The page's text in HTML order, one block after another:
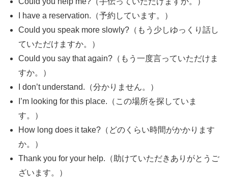
I have a reservation.（予約しています。）
Could you speak more slowly?（もう少しゆっくり話し
ていただけますか。）
Could you say that again?（もう一度言っていただけま
すか。）
I don’t understand.（分かりません。）
I’m looking for this place.（この場所を探していま
す。）
How long does it take?（どのくらい時間がかかります
か。）
Thank you for your help.（助けていただきありがとうご
ざいます。）